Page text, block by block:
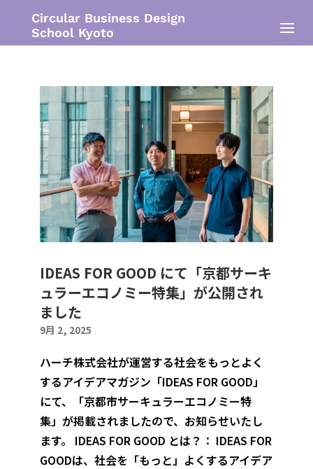
Circular Business Design
School Kyoto
IDEAS FOR GOOD にて「京都サーキ
ュラーエコノミー特集」が公開され
ました
9月 2, 2025
ハーチ株式会社が運営する社会をもっとよく
するアイデアマガジン「IDEAS FOR GOOD」
にて、「京都市サーキュラーエコノミー特
集」が掲載されましたので、お知らせいたし
ます。 IDEAS FOR GOOD とは？： IDEAS FOR
GOODは、社会を「もっと」よくするアイデア